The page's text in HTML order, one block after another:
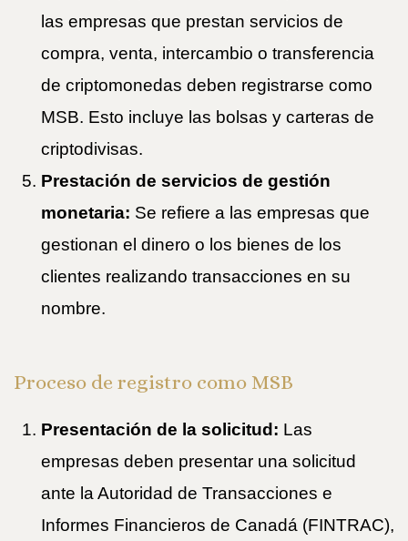
las empresas que prestan servicios de
compra, venta, intercambio o transferencia
de criptomonedas deben registrarse como
MSB. Esto incluye las bolsas y carteras de
criptodivisas.
Prestación de servicios de gestión
monetaria: Se refiere a las empresas que
gestionan el dinero o los bienes de los
clientes realizando transacciones en su
nombre.
Proceso de registro como MSB
Presentación de la solicitud: Las
empresas deben presentar una solicitud
ante la Autoridad de Transacciones e
Informes Financieros de Canadá (FINTRAC),